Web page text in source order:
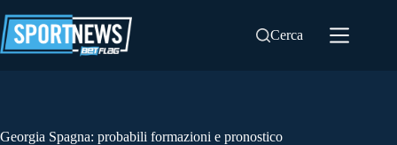
al
contenuto
Cerca
Georgia Spagna: probabili formazioni e pronostico